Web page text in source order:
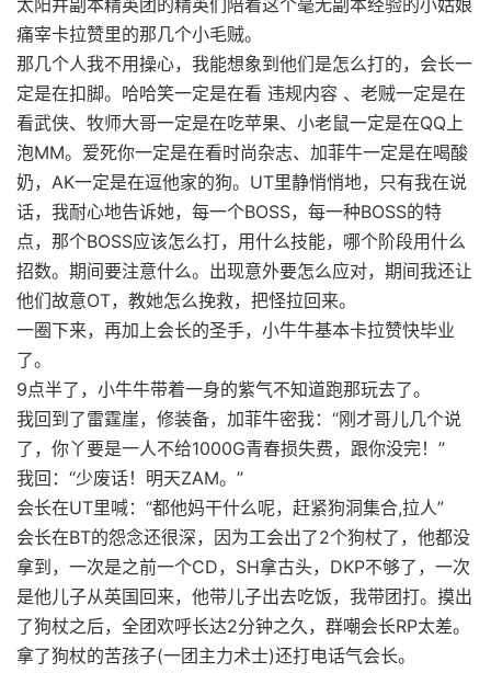
太阳井副本精英团的精英们陪着这个毫无副本经验的小姑娘
痛宰卡拉赞里的那几个小毛贼。
那几个人我不用操心，我能想象到他们是怎么打的，会长一
定是在扣脚。哈哈笑一定是在看 违规内容 、老贼一定是在
看武侠、牧师大哥一定是在吃苹果、小老鼠一定是在QQ上
泡MM。爱死你一定是在看时尚杂志、加菲牛一定是在喝酸
奶，AK一定是在逗他家的狗。UT里静悄悄地，只有我在说
话，我耐心地告诉她，每一个BOSS，每一种BOSS的特
点，那个BOSS应该怎么打，用什么技能，哪个阶段用什么
招数。期间要注意什么。出现意外要怎么应对，期间我还让
他们故意OT，教她怎么挽救，把怪拉回来。
一圈下来，再加上会长的圣手，小牛牛基本卡拉赞快毕业
了。
9点半了，小牛牛带着一身的紫气不知道跑那玩去了。
我回到了雷霆崖，修装备，加菲牛密我：“刚才哥儿几个说
了，你丫要是一人不给1000G青春损失费，跟你没完！”
我回：“少废话！明天ZAM。”
会长在UT里喊：“都他妈干什么呢，赶紧狗洞集合,拉人”
会长在BT的怨念还很深，因为工会出了2个狗杖了，他都没
拿到，一次是之前一个CD，SH拿古头，DKP不够了，一次
是他儿子从英国回来，他带儿子出去吃饭，我带团打。摸出
了狗杖之后，全团欢呼长达2分钟之久，群嘲会长RP太差。
拿了狗杖的苦孩子(一团主力术士)还打电话气会长。